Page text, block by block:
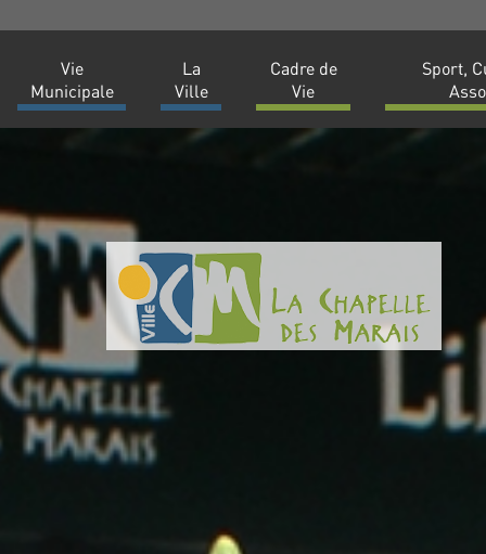
Vie
Municipale
La
Ville
Cadre de
Vie
Sport,